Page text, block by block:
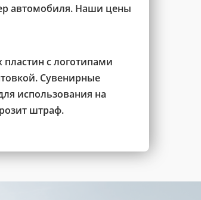
автомобиля. Наши цены
с логотипами
Сувенирные
использования на
штраф.